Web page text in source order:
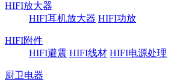
HIFI放大器
HIFI耳机放大器 HIFI功放
HIFI附件
HIFI避震 HIFI线材 HIFI电源处理
厨卫电器